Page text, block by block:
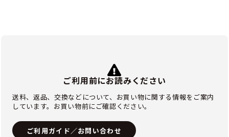
ご利用前にお読みください
送料、返品、交換などについて、お買い物に関する情報をご案内
しています。お買い物前にご確認ください。
ご利用ガイド／お問い合わせ